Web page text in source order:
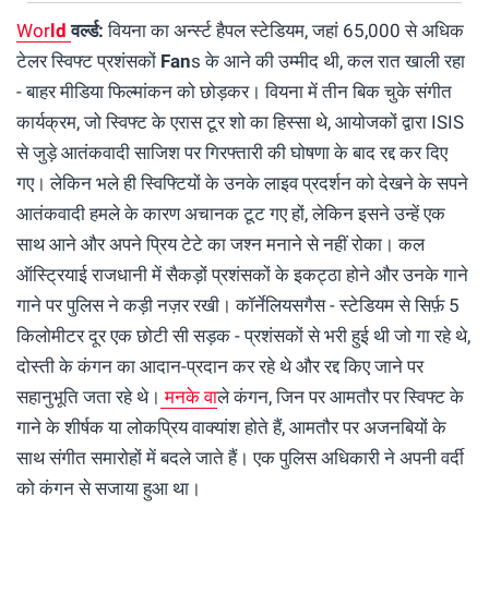
Worldवर्ल्ड:वियना का अर्न्स्ट हैपल स्टेडियम, जहां 65,000 से अधिक
टेलर स्विफ्ट प्रशंसकों Fans के आने की उम्मीद थी, कल रात खाली रहा
- बाहर मीडिया फिल्मांकन को छोड़कर।वियना में तीन बिक चुके संगीत
कार्यक्रम, जो स्विफ्ट के एरास टूर शो का हिस्सा थे, आयोजकों द्वारा ISIS
से जुड़े आतंकवादी साजिश पर गिरफ्तारी की घोषणा के बाद रद्द कर दिए
गए। लेकिन भले ही स्विफ्टियों के उनके लाइव प्रदर्शन को देखने के सपने
आतंकवादी हमले के कारण अचानक टूट गए हों, लेकिन इसने उन्हें एक
साथ आने और अपने प्रिय टेटे का जश्न मनाने से नहीं रोका।कल
ऑस्ट्रियाई राजधानी में सैकड़ों प्रशंसकों के इकट्ठा होने और उनके गाने
गाने पर पुलिस ने कड़ी नज़र रखी। कॉर्नेलियसगैस - स्टेडियम से सिर्फ़ 5
किलोमीटर दूर एक छोटी सी सड़क - प्रशंसकों से भरी हुई थी जो गा रहे थे,
दोस्ती के कंगन का आदान-प्रदान कर रहे थे और रद्द किए जाने पर
सहानुभूति जता रहे थे। मनके वाले कंगन, जिन पर आमतौर पर स्विफ्ट के
गाने के शीर्षक या लोकप्रिय वाक्यांश होते हैं, आमतौर पर अजनबियों के
साथ संगीत समारोहों में बदले जाते हैं।एक पुलिस अधिकारी ने अपनी वर्दी
को कंगन से सजाया हुआ था।